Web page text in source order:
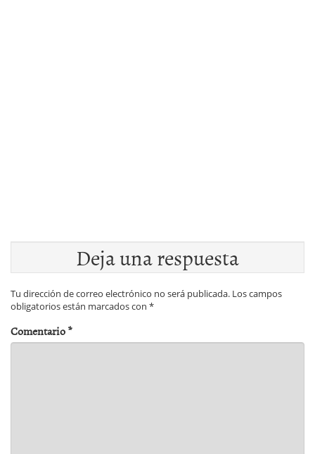
Deja una respuesta
Tu dirección de correo electrónico no será publicada. Los campos
obligatorios están marcados con *
Comentario*